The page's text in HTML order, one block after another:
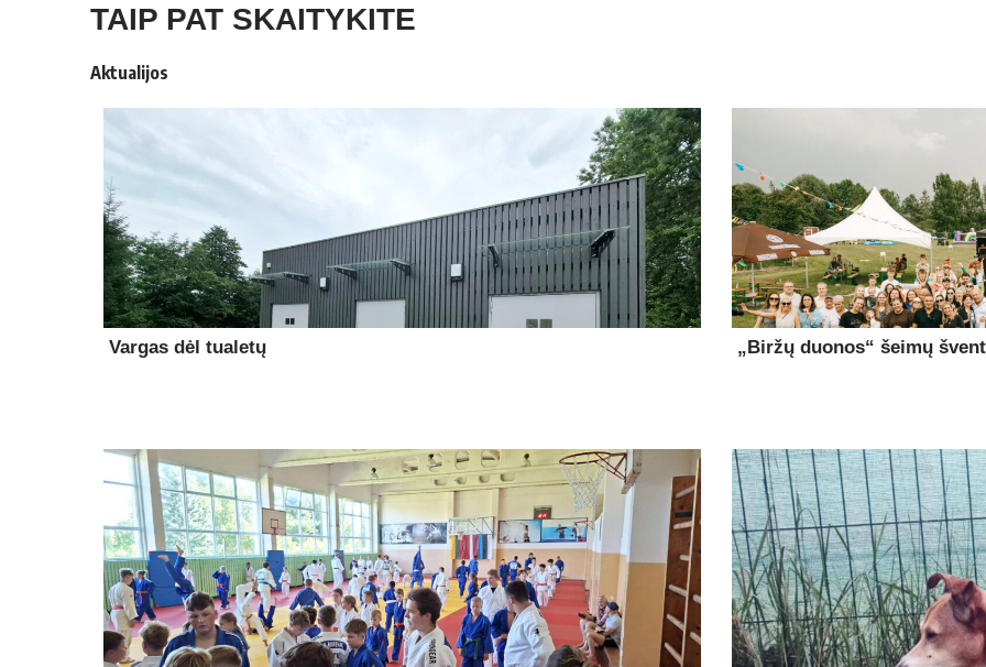
TAIP PAT SKAITYKITE
Aktualijos
Vargas dėl tualetų „Biržų duonos“ šeimų